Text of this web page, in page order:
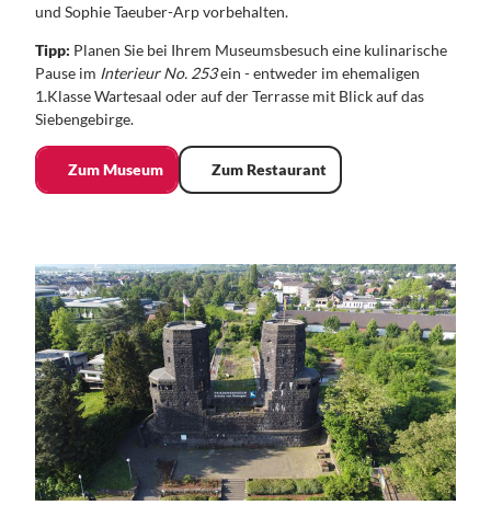
und Sophie Taeuber-Arp vorbehalten.
Tipp: Planen Sie bei Ihrem Museumsbesuch eine kulinarische
Pause im Interieur No. 253ein - entweder im ehemaligen
1.Klasse Wartesaal oder auf der Terrasse mit Blick auf das
Siebengebirge.
Zum Museum Zum Restaurant